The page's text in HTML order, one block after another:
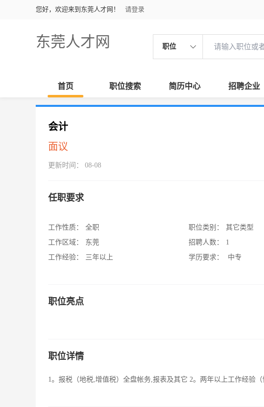
您好，欢迎来到东莞人才网！ 请登录
东莞人才网 职位
首页 职位搜索 简历中心 招聘企业
会计
面议
更新时间： 08-08
任职要求
工作性质：
全职
工作区域：
东莞
工作经验：
三年以上
职位类别：
其它类型
招聘人数：
1
学历要求：
中专
职位亮点
职位详情
1。报税（地税,增值税）全盘帐务,报表及其它 2。两年以上工作经验